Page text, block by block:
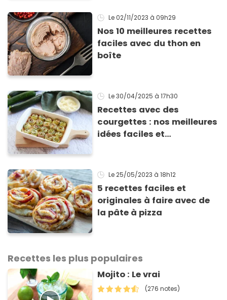
Le 02/11/2023 à 09h29
Nos 10 meilleures recettes
faciles avec du thon en
boîte
Le 30/04/2025 à 17h30
Recettes avec des
courgettes : nos meilleures
idées faciles et
Le 25/05/2023 à 18h12
5 recettes faciles et
originales à faire avec de
la pâte à pizza
Recettes les plus populaires
Mojito : Le vrai
(276 notes)